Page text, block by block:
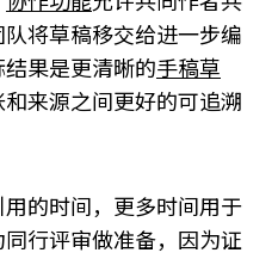
将草稿移交给进一步编
果是更清晰的手稿草
来源之间更好的可追溯
的时间，更多时间用于
行评审做准备，因为证